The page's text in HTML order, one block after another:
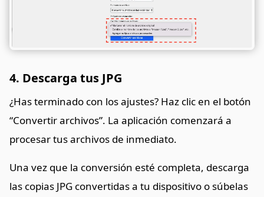
4. Descarga tus JPG
¿Has terminado con los ajustes? Haz clic en el botón
“Convertir archivos”. La aplicación comenzará a
procesar tus archivos de inmediato.
Una vez que la conversión esté completa, descarga
las copias JPG convertidas a tu dispositivo o súbelas